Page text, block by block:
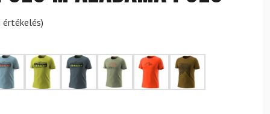
értékelés)